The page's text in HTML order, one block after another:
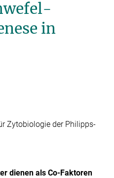
in
Zytobiologie der Philipps-
dienen als Co-Faktoren